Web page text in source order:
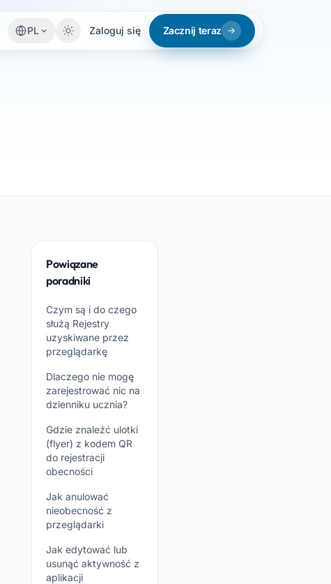
PL Zaloguj się Zacznij teraz
Powiązane
poradniki
Czym są i do czego
służą Rejestry
uzyskiwane przez
przeglądarkę
Dlaczego nie mogę
zarejestrować nic na
dzienniku ucznia?
Gdzie znaleźć ulotki
(flyer) z kodem QR
do rejestracji
obecności
Jak anulować
nieobecność z
przeglądarki
Jak edytować lub
usunąć aktywność z
aplikacji